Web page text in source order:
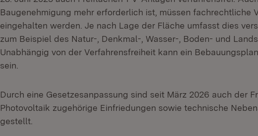
Baugenehmigung mehr erforderlich ist, müssen fachrechtliche
eingehalten werden. Je nach Lage der Fläche umfasst dies
zum Beispiel des Natur-, Denkmal-, Wasser-, Boden- und
Unabhängig von der Verfahrensfreiheit kann ein
sein.
Durch eine Gesetzesanpassung sind seit März 2026 auch der
Photovoltaik zugehörige Einfriedungen sowie technische
gestellt.